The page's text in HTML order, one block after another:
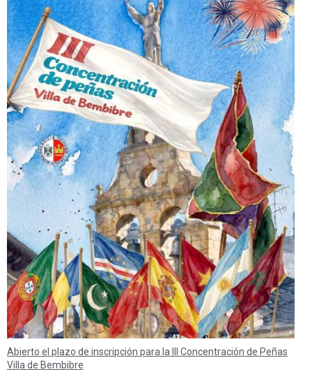
Abierto el plazo de inscripción para la III Concentración de Peñas
Villa de Bembibre